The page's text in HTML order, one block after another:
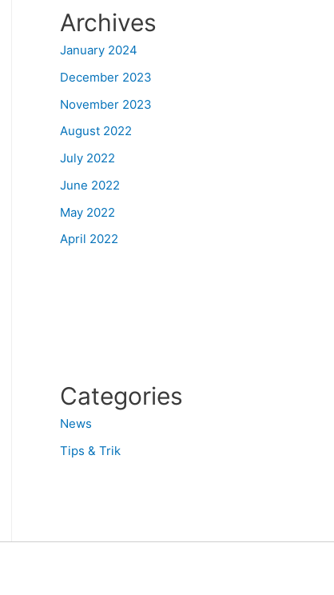
Archives
January 2024
December 2023
November 2023
August 2022
July 2022
June 2022
May 2022
April 2022
Categories
News
Tips & Trik